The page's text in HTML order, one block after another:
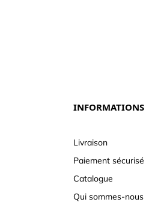
INFORMATIONS
Livraison
Paiement sécurisé
Catalogue
Qui sommes-nous